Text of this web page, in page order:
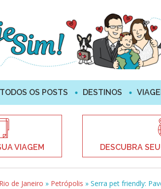
TODOS OS POSTS DESTINOS
VIAGEM DESCUBRA
Rio de Janeiro » Petrópolis » Serra pet friendly: